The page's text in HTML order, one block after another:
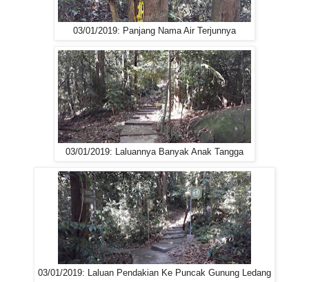
03/01/2019: Panjang Nama Air Terjunnya
03/01/2019: Laluannya Banyak Anak Tangga
03/01/2019: Laluan Pendakian Ke Puncak Gunung Ledang